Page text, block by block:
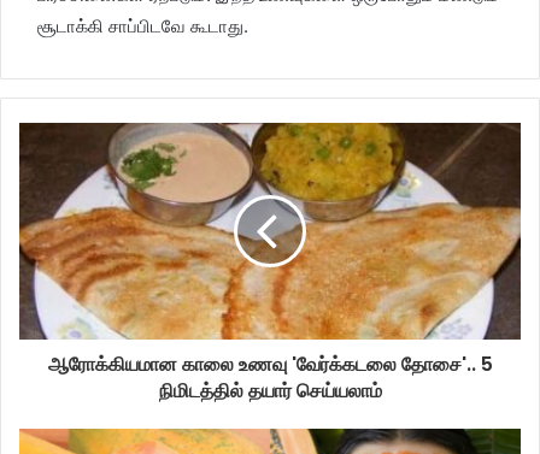
சூடாக்கி சாப்பிடவே கூடாது.
ஆரோக்கியமான காலை உணவு 'வேர்க்கடலை தோசை'.. 5
நிமிடத்தில் தயார் செய்யலாம்